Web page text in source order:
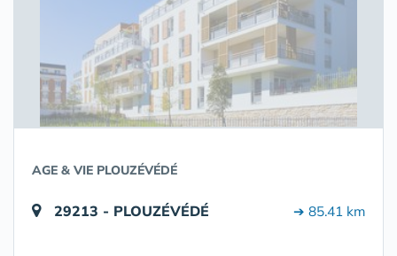
AGE & VIE PLOUZÉVÉDÉ
29213 - PLOUZÉVÉDÉ ➔ 85.41 km